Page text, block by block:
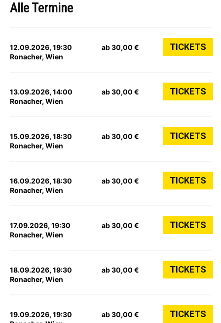
Alle Termine
12.09.2026, 19:30
Ronacher, Wien
ab 30,00 € TICKETS
13.09.2026, 14:00
Ronacher, Wien
ab 30,00 € TICKETS
15.09.2026, 18:30
Ronacher, Wien
ab 30,00 € TICKETS
16.09.2026, 18:30
Ronacher, Wien
ab 30,00 € TICKETS
17.09.2026, 19:30
Ronacher, Wien
ab 30,00 € TICKETS
18.09.2026, 19:30
Ronacher, Wien
ab 30,00 € TICKETS
19.09.2026, 19:30
ab 30,00 € TICKETS